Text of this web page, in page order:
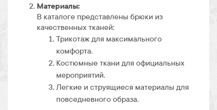
Материалы:
В каталоге представлены брюки из
качественных тканей:
Трикотаж для максимального
комфорта.
Костюмные ткани для официальных
мероприятий.
Легкие и струящиеся материалы для
повседневного образа.